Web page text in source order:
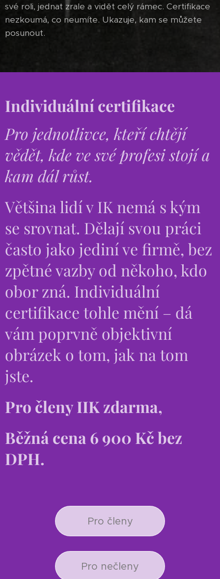
své roli, jednat zrale a vidět celý rámec. Certifikace
nezkoumá, co neumíte. Ukazuje, kam se můžete
posunout.
Individuální certifikace
Pro jednotlivce, kteří chtějí
vědět, kde ve své profesi stojí a
kam dál růst.
Většina lidí v IK nemá s kým
se srovnat. Dělají svou práci
často jako jediní ve firmě, bez
zpětné vazby od někoho, kdo
obor zná. Individuální
certifikace tohle mění – dá
vám poprvně objektivní
obrázek o tom, jak na tom
jste.
Pro členy IIK zdarma,
Běžná cena 6 900 Kč bez
DPH.
Pro členy
Pro nečleny